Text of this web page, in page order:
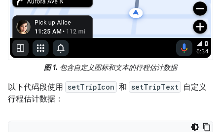
图 1. 包含自定义图标和文本的行程估计数据
以下代码段使用 setTripIcon 和 setTripText
自定义
行程估计数据：